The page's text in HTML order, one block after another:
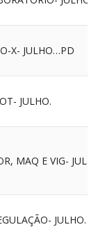
X- JULHO…PD
JULHO.
MAQ E VIG- JULHO.
JULHO.